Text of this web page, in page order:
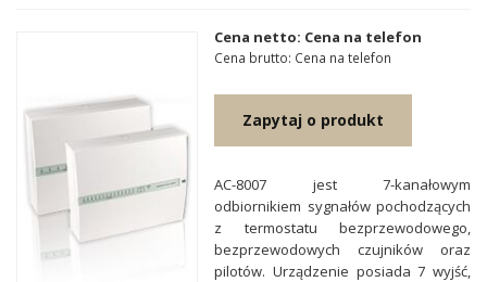
Cena netto: Cena na telefon
Cena brutto: Cena na telefon
Zapytaj o produkt
AC-8007 jest 7-kanałowym
odbiornikiem sygnałów pochodzących
z termostatu bezprzewodowego,
bezprzewodowych czujników oraz
pilotów. Urządzenie posiada 7 wyjść,